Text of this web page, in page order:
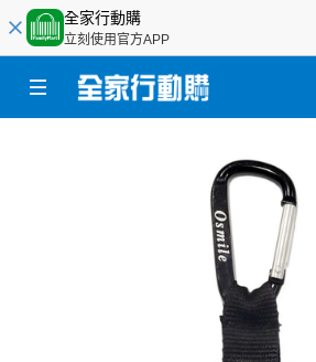
全家行動購
立刻使用官方APP